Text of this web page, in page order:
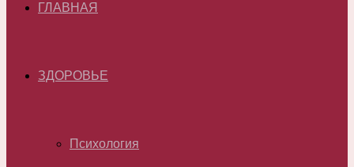
ГЛАВНАЯ
ЗДОРОВЬЕ
Психология